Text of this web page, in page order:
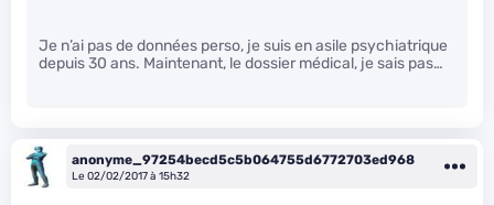
Je n’ai pas de données perso, je suis en asile psychiatrique
depuis 30 ans. Maintenant, le dossier médical, je sais pas…
anonyme_97254becd5c5b064755d6772703ed968
Le 02/02/2017 à 15h32